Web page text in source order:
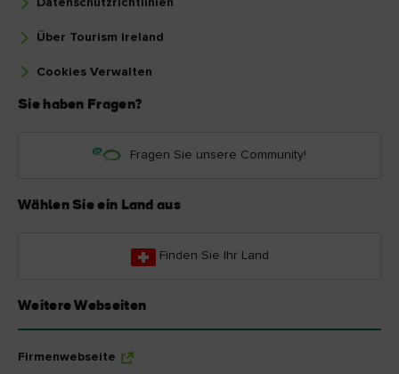
Datenschutzrichtlinien
Über Tourism Ireland
Cookies Verwalten
Sie haben Fragen?
Fragen Sie unsere Community!
Wählen Sie ein Land aus
Finden Sie Ihr Land
Weitere Webseiten
Firmenwebseite